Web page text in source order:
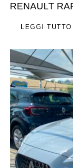
RENAULT
LEGGI TUTTO